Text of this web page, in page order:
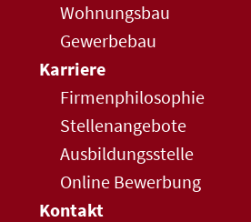
Wohnungsbau
Gewerbebau
Karriere
Firmenphilosophie
Stellenangebote
Ausbildungsstelle
Online Bewerbung
Kontakt